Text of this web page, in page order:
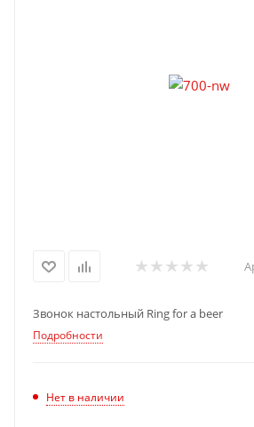
Звонок настольный Ring for a beer
Подробности
Нет в наличии